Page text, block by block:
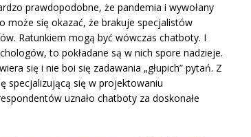
prawdopodobne, że pandemia i wywołany
może się okazać, że brakuje specjalistów
Ratunkiem mogą być wówczas chatboty. I
to pokładane są w nich spore nadzieje.
się i nie boi się zadawania „głupich” pytań. Z
specjalizującą się w projektowaniu
uznało chatboty za doskonałe